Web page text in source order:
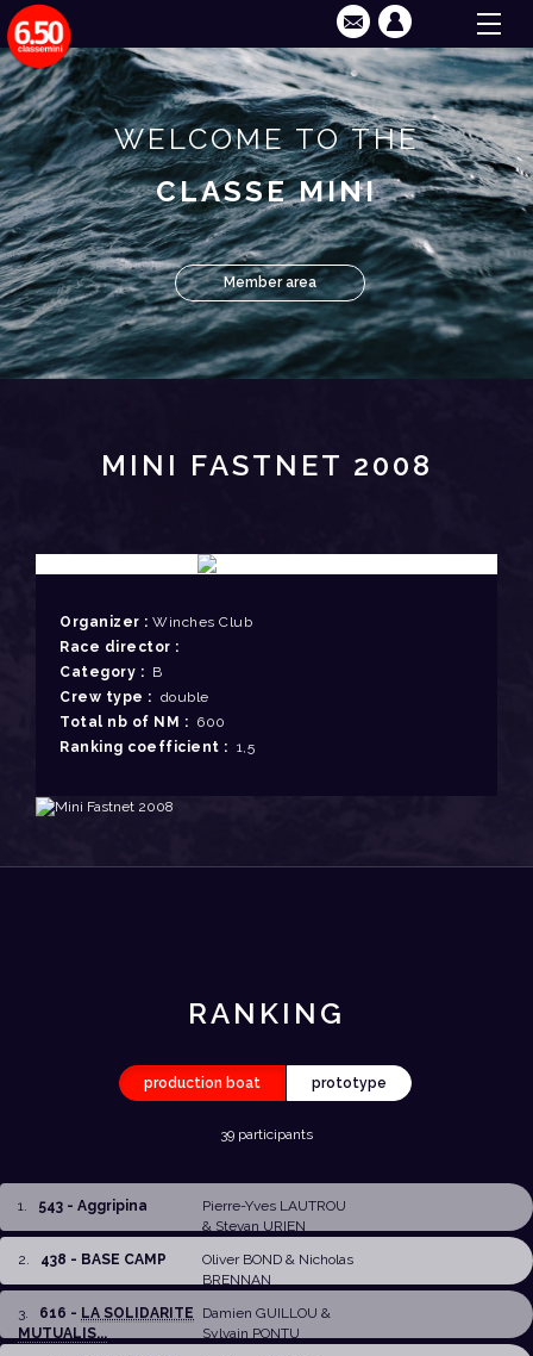
WELCOME TO THE
CLASSE MINI
Member area
MINI FASTNET 2008
Organizer : Winches Club
Race director :
Category : B
Crew type : double
Total nb of NM : 600
Ranking coefficient : 1,5
RANKING
production boat prototype
39 participants
1 543 - Aggripina
Pierre-Yves LAUTROU
& Stevan URIEN
2
438 - BASE CAMP Oliver BOND& Nicholas
BRENNAN
3
616 - LA SOLIDARITE
MUTUALIS...
Damien GUILLOU &
Sylvain PONTU